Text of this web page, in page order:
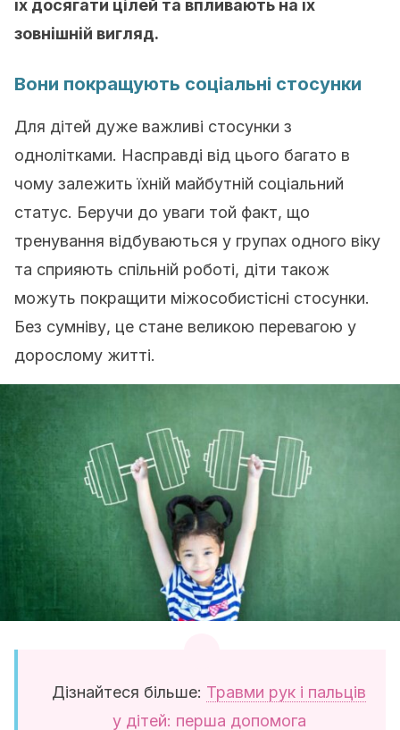
їх досягати цілей та впливають на їх
зовнішній вигляд.
Вони покращують соціальні стосунки
Для дітей дуже важливі стосунки з
однолітками. Насправді від цього багато в
чому залежить їхній майбутній соціальний
статус. Беручи до уваги той факт, що
тренування відбуваються у групах одного віку
та сприяють спільній роботі, діти також
можуть покращити міжособистісні стосунки.
Без сумніву, це стане великою перевагою у
дорослому житті.
Дізнайтеся більше: Травми рук і пальців
у дітей: перша допомога